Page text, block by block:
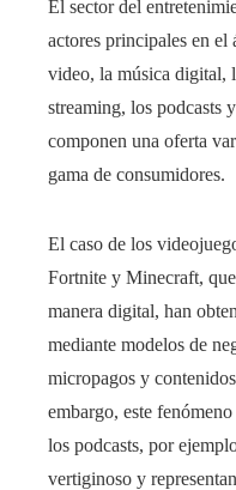
El sector del
actores principales en
video, la música digital,
streaming, los podcasts
componen una oferta
gama de consumidores.
El caso de los
Fortnite y Minecraft,
manera digital, han
mediante modelos de
micropagos y
embargo, este
los podcasts, por
vertiginoso y